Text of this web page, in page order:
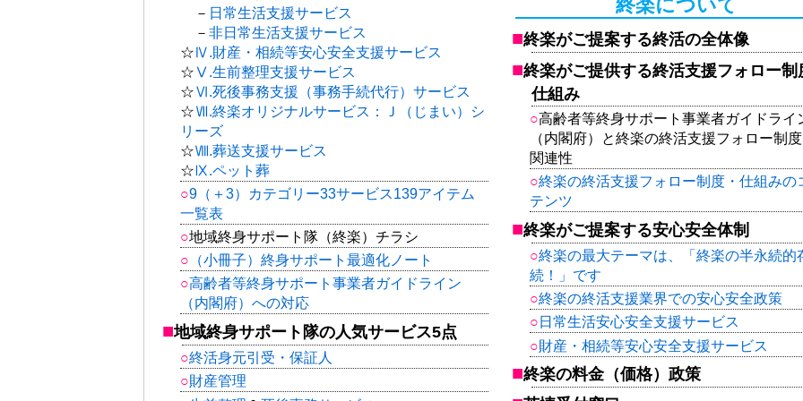
－ 日常生活支援サービス
－ 非日常生活支援サービス
☆Ⅳ.財産・相続等安心安全支援サービス
☆Ⅴ.生前整理支援サービス
☆Ⅵ.死後事務支援（事務手続代行）サービス
☆Ⅶ.終楽オリジナルサービス：Ｊ（じまい）シ
リーズ
☆Ⅷ.葬送支援サービス
☆Ⅸ.ペット葬
9（＋3）カテゴリー33サービス139アイテム
一覧表
地域終身サポート隊（終楽）チラシ
（小冊子）終身サポート最適化ノート
高齢者等終身サポート事業者ガイドライン
（内閣府）への対応
地域終身サポート隊の人気サービス5点
終活身元引受・保証人
財産管理
終楽について
終楽がご提案する終活の全体像
終楽がご提供する終活支援フォロー制
仕組み
高齢者等終身サポート事業者ガイドライ
（内閣府）と終楽の終活支援フォロー制
関連性
終楽の終活支援フォロー制度・仕組みの
テンツ
終楽がご提案する安心安全体制
終楽の最大テーマは、「終楽の半永続的
続！」です
終楽の終活支援業界での安心安全政策
日常生活安心安全支援サービス
財産・相続等安心安全支援サービス
終楽の料金（価格）政策